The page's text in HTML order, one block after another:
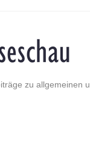
zu allgemeinen